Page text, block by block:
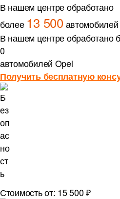
В нашем центре обработано
более 13 500
В нашем центре обработано
0
автомобилей Opel
Получить бесплатную
Стоимость от: 15 500 ₽